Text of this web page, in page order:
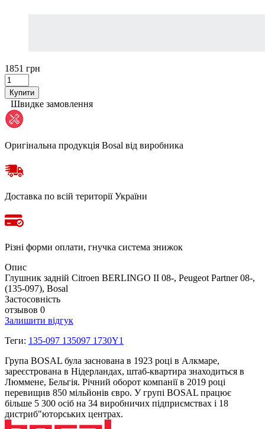
1851 грн
Купити
Швидке замовлення
Оригінальна продукція Bosal від виробника
Доставка по всій території України
Різні форми оплати, гнучка система знижок
Опис
Глушник задній Citroen BERLINGO II 08-, Peugeot Partner 08-,
(135-097), Bosal
Застосовність
отзывов 0
Залишити відгук
Теги: 135-097 135097 1730Y1
Група BOSAL була заснована в 1923 році в Алкмаре,
зареєстрована в Нідерландах, штаб-квартира знаходиться в
Люммене, Бельгія. Річний оборот компанії в 2019 році
перевищив 850 мільйонів євро. У групі BOSAL працює
більше 5 300 осіб на 34 виробничих підприємствах і 18
дистриб"юторських центрах.